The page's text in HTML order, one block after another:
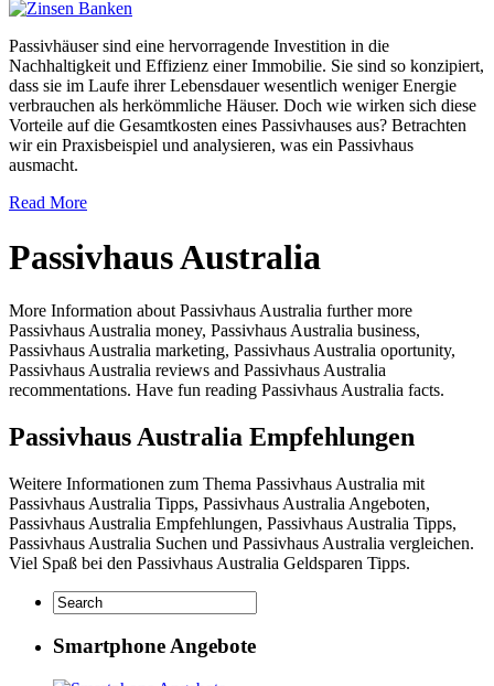
Passivhäuser sind eine hervorragende Investition in die
Nachhaltigkeit und Effizienz einer Immobilie. Sie sind so konzipiert,
dass sie im Laufe ihrer Lebensdauer wesentlich weniger Energie
verbrauchen als herkömmliche Häuser. Doch wie wirken sich diese
Vorteile auf die Gesamtkosten eines Passivhauses aus? Betrachten
wir ein Praxisbeispiel und analysieren, was ein Passivhaus
ausmacht.
Read More
Passivhaus Australia
More Information about Passivhaus Australia further more
Passivhaus Australia money, Passivhaus Australia business,
Passivhaus Australia marketing, Passivhaus Australia oportunity,
Passivhaus Australia reviews and Passivhaus Australia
recommentations. Have fun reading Passivhaus Australia facts.
Passivhaus Australia Empfehlungen
Weitere Informationen zum Thema Passivhaus Australia mit
Passivhaus Australia Tipps, Passivhaus Australia Angeboten,
Passivhaus Australia Empfehlungen, Passivhaus Australia Tipps,
Passivhaus Australia Suchen und Passivhaus Australia vergleichen.
Viel Spaß bei den Passivhaus Australia Geldsparen Tipps.
Smartphone Angebote